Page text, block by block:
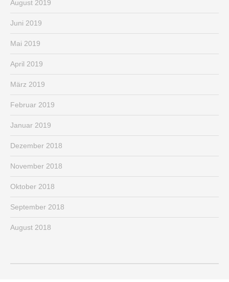
August 2019
Juni 2019
Mai 2019
April 2019
März 2019
Februar 2019
Januar 2019
Dezember 2018
November 2018
Oktober 2018
September 2018
August 2018